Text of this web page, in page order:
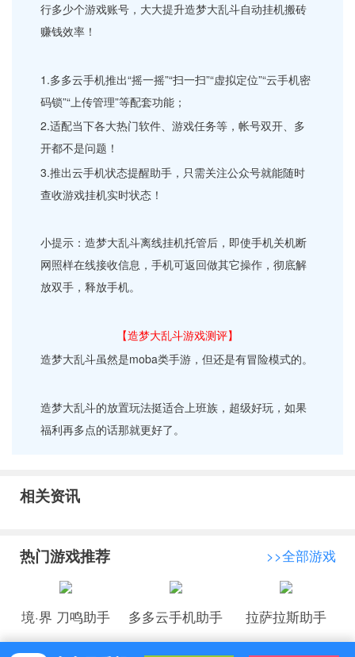
行多少个游戏账号，大大提升造梦大乱斗自动挂机搬砖
赚钱效率！
1.多多云手机推出“摇一摇”“扫一扫”“虚拟定位”“云手机密
码锁”“上传管理”等配套功能；
2.适配当下各大热门软件、游戏任务等，帐号双开、多
开都不是问题！
3.推出云手机状态提醒助手，只需关注公众号就能随时
查收游戏挂机实时状态！
小提示：造梦大乱斗离线挂机托管后，即使手机关机断
网照样在线接收信息，手机可返回做其它操作，彻底解
放双手，释放手机。
【造梦大乱斗游戏测评】
造梦大乱斗虽然是moba类手游，但还是有冒险模式的。
造梦大乱斗的放置玩法挺适合上班族，超级好玩，如果
福利再多点的话那就更好了。
相关资讯
热门游戏推荐 >>全部游戏
境·界 刀鸣助手 多多云手机助手 拉萨拉斯助手